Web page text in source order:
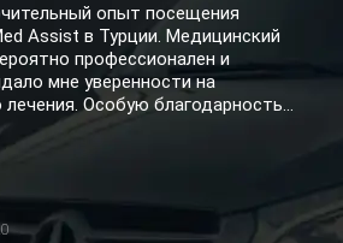
опыт посещения
Assist в Турции. Медицинский
профессионален и
мне уверенности на
Особую благодарность...